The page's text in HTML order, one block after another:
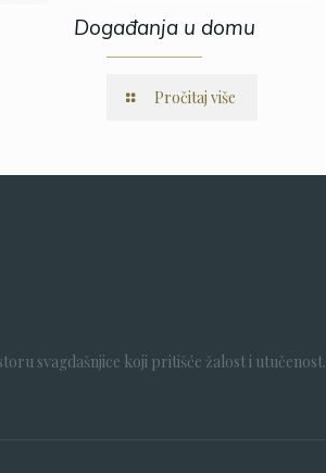
Događanja u domu
Pročitaj više
svagdašnjice koji pritišće žalost i utučenost.